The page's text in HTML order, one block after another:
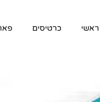
ראשי כרטיסים